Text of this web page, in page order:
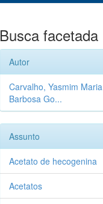
Busca facetada
Autor
Carvalho, Yasmim Maria
Barbosa Go...
Assunto
Acetato de hecogenina
Acetatos